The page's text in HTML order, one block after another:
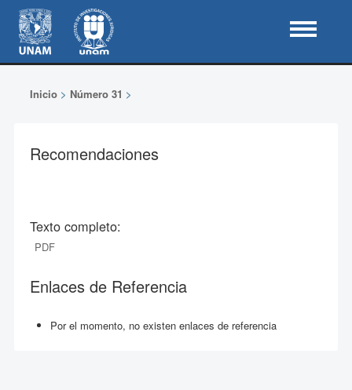
Inicio> Número 31 >
Recomendaciones
Texto completo:
PDF
Enlaces de Referencia
Por el momento, no existen enlaces de referencia